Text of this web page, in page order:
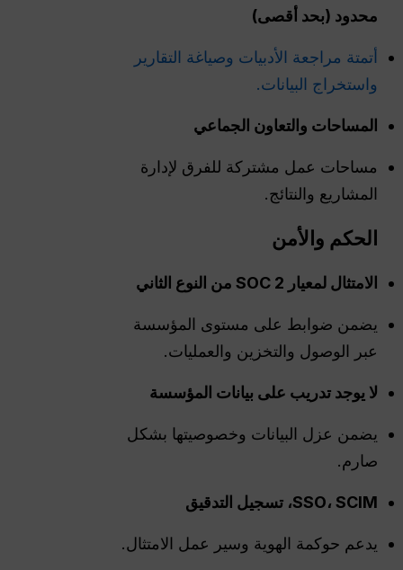
محدود (بحد أقصى)
أتمتة مراجعة الأدبيات وصياغة التقارير
واستخراج البيانات.
المساحات والتعاون الجماعي
مساحات عمل مشتركة للفرق لإدارة
المشاريع والنتائج.
الحكم والأمن
الامتثال لمعيار SOC 2 من النوع الثاني
يضمن ضوابط على مستوى المؤسسة
عبر الوصول والتخزين والعمليات.
لا يوجد تدريب على بيانات المؤسسة
يضمن عزل البيانات وخصوصيتها بشكل
صارم.
SSO، SCIM، تسجيل التدقيق
يدعم حوكمة الهوية وسير عمل الامتثال.